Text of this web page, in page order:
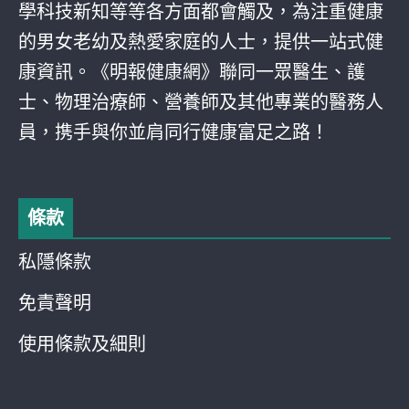
學科技新知等等各方面都會觸及，為注重健康
的男女老幼及熱愛家庭的人士，提供一站式健
康資訊。《明報健康網》聯同一眾醫生、護
士、物理治療師、營養師及其他專業的醫務人
員，携手與你並肩同行健康富足之路！
條款
私隱條款
免責聲明
使用條款及細則